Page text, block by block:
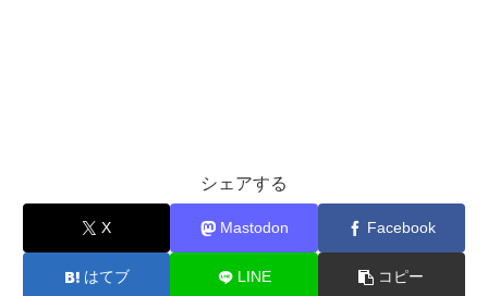
シェアする
X Mastodon Facebook
はてブ LINE コピー